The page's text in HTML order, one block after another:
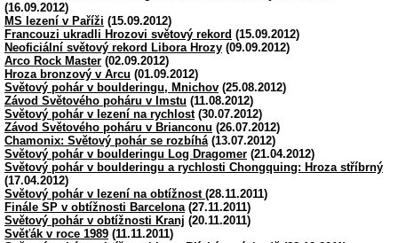
(16.09.2012)
MS lezení v Paříži (15.09.2012)
Francouzi ukradli Hrozovi světový rekord (15.09.2012)
Neoficiální světový rekord Libora Hrozy (09.09.2012)
Arco Rock Master (02.09.2012)
Hroza bronzový v Arcu (01.09.2012)
Světový pohár v boulderingu, Mnichov (25.08.2012)
Závod Světového poháru v Imstu (11.08.2012)
Světový pohár v lezení na rychlost(30.07.2012)
Závod Světového poháru v Brianconu (26.07.2012)
Chamonix: Světový pohár se rozbíhá(13.07.2012)
Světový pohár v boulderingu Log Dragomer (21.04.2012)
Světový pohár v boulderingu a rychlosti Chongquing: Hroza stříbrný
(17.04.2012)
Světový pohár v lezení na obtížnost (28.11.2011)
Finále SP v obtížnosti Barcelona(27.11.2011)
Světový pohár v obtížnosti Kranj (20.11.2011)
Svěťák v roce 1989 (11.11.2011)